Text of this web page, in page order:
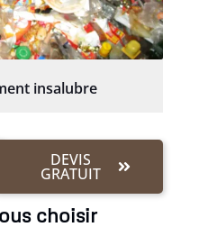
insalubre
DEVIS
GRATUIT
choisir